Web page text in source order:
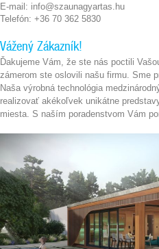
E-mail: info@szaunagyartas.hu
Telefón: +36 70 362 5830
Vážený Zákazník!
Ďakujeme Vám, že ste nás poctili
zámerom ste oslovili našu firmu. Sme
Naša výrobná technológia
realizovať akékoľvek unikátne
miesta. S naším poradenstvom Vám